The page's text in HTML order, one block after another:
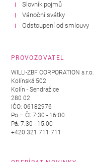
Slovník pojmů
Vánoční svátky
Odstoupení od smlouvy
PROVOZOVATEL
WILLI-ZBF CORPORATION s.r.o.
Kolínská 502
Kolín - Sendražice
280 02
IČO: 06182976
Po – Čt 7:30 - 16:00
Pá: 7:30 - 15:00
+420 321 711 711